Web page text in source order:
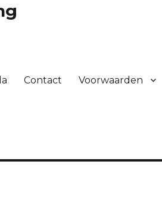
Contact Voorwaarden